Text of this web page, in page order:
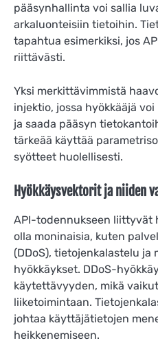
pääsynhallinta voi sallia
arkaluonteisiin tietoihin.
tapahtua esimerkiksi, jos
riittävästi.
Yksi merkittävimmistä
injektio, jossa hyökkääjä
ja saada pääsyn
tärkeää käyttää
syötteet huolellisesti.
Hyökkäysvektorit ja niiden
API-todennukseen liittyvät
olla moninaisia, kuten
(DDoS), tietojenkalastelu
hyökkäykset. DDoS-
käytettävyyden, mikä
liiketoimintaan.
johtaa käyttäjätietojen
heikkenemiseen.